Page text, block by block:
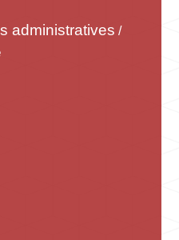
administratives /